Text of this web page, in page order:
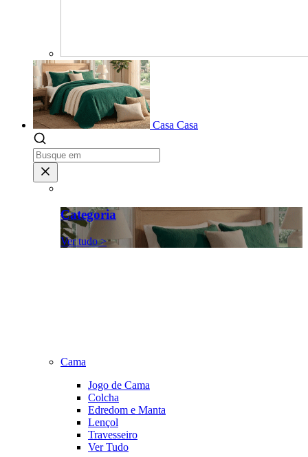
Casa Casa
Categoria
Ver tudo >
Cama
Jogo de Cama
Colcha
Edredom e Manta
Lençol
Travesseiro
Ver Tudo